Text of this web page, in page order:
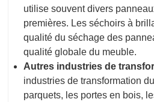
utilise souvent divers
premières. Les séchoirs à
qualité du séchage des
qualité globale du meuble.
Autres industries de
industries de transformation
parquets, les portes en bois,